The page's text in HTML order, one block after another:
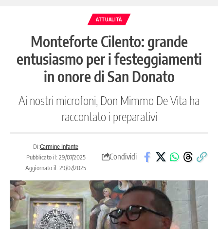
ATTUALITÀ
Monteforte Cilento: grande
entusiasmo per i festeggiamenti
in onore di San Donato
Ai nostri microfoni, Don Mimmo De Vita ha
raccontato i preparativi
Di:Carmine Infante
Pubblicato il: 29/07/2025
Aggiornato il: 29/07/2025
Condividi